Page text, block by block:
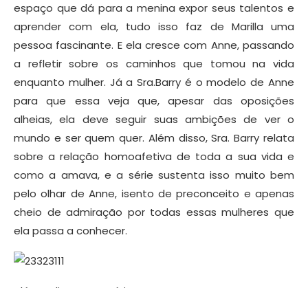
espaço que dá para a menina expor seus talentos e
aprender com ela, tudo isso faz de Marilla uma
pessoa fascinante. E ela cresce com Anne, passando
a refletir sobre os caminhos que tomou na vida
enquanto mulher. Já a Sra.Barry é o modelo de Anne
para que essa veja que, apesar das oposições
alheias, ela deve seguir suas ambições de ver o
mundo e ser quem quer. Além disso, Sra. Barry relata
sobre a relação homoafetiva de toda a sua vida e
como a amava, e a série sustenta isso muito bem
pelo olhar de Anne, isento de preconceito e apenas
cheio de admiração por todas essas mulheres que
ela passa a conhecer.